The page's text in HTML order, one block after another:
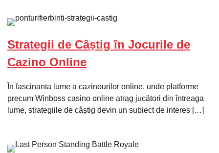
Strategii de Câștig în Jocurile de
Cazino Online
În fascinanta lume a cazinourilor online, unde platforme
precum Winboss casino online atrag jucători din întreaga
lume, strategiile de câștig devin un subiect de interes […]